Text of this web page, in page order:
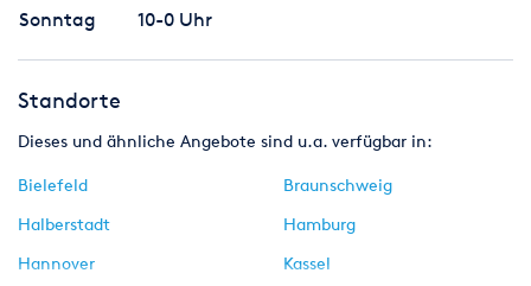
Sonntag
10-0 Uhr
Standorte
Dieses und ähnliche Angebote sind u.a. verfügbar in:
Bielefeld
Braunschweig
Halberstadt
Hamburg
Hannover
Kassel